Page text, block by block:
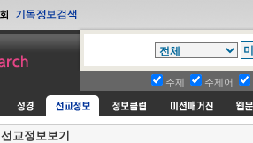
주제 주제어
선교정보보기